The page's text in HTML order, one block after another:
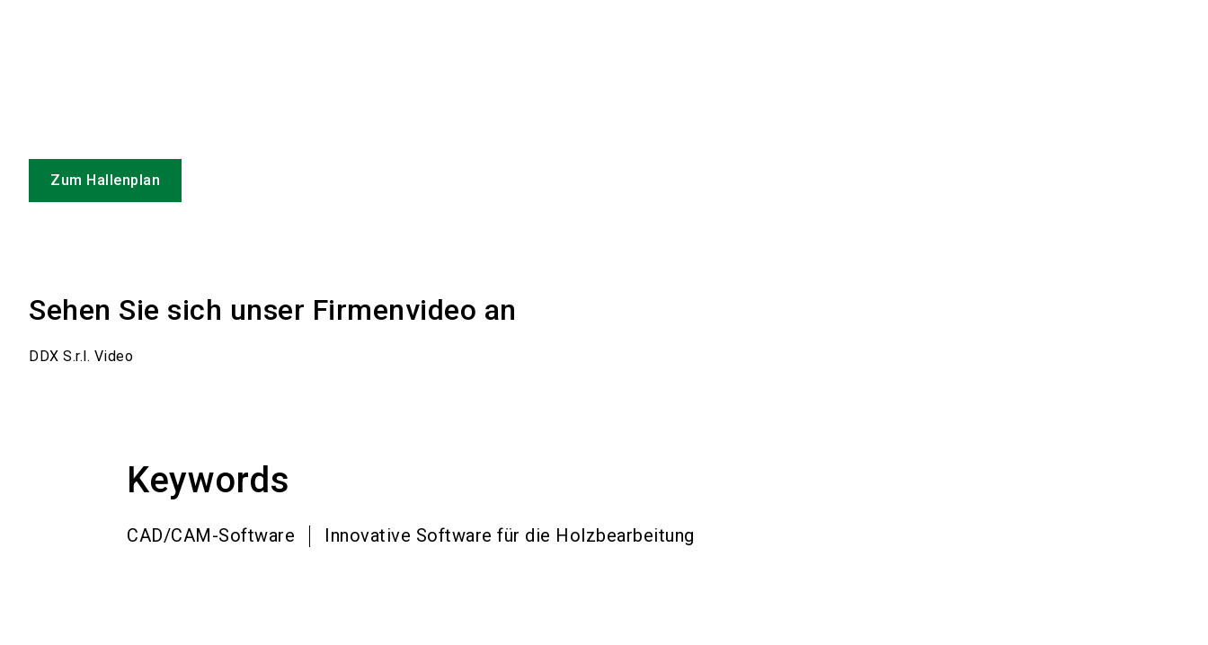
Zum Hallenplan
Sehen Sie sich unser Firmenvideo an
DDX S.r.l. Video
Keywords
CAD/CAM-Software Innovative Software für die Holzbearbeitung